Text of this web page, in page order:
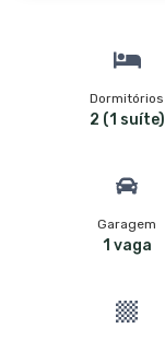
Dormitórios
2 (1 suíte)
Garagem
1 vaga